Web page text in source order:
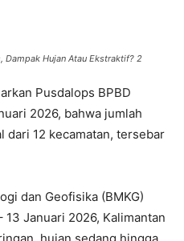
Dampak Hujan Atau Ekstraktif? 2
Pusdalops BPBD
2026, bahwa jumlah
dari 12 kecamatan, tersebar
dan Geofisika (BMKG)
Januari 2026, Kalimantan